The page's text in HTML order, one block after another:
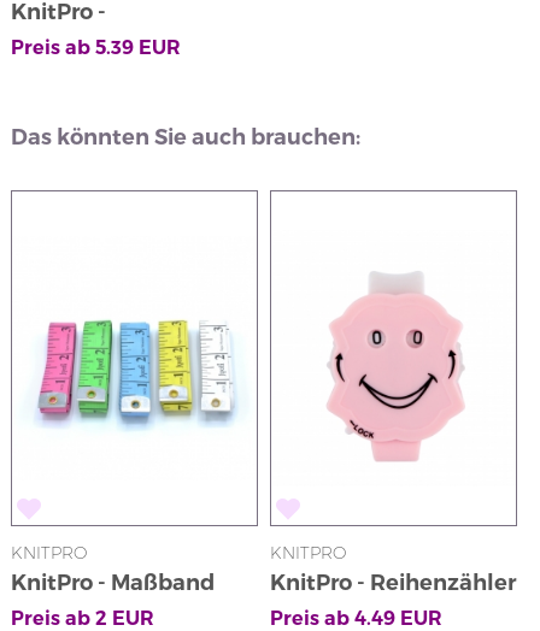
KnitPro -
Maschenhalter
Preis ab 5.39EUR
Das könnten Sie auch brauchen:
KNITPRO
KnitPro - Maßband
Preis ab 2 EUR
KNITPRO
KnitPro - Reihenzähler
in Rosa mit
Preis ab 4.49EUR